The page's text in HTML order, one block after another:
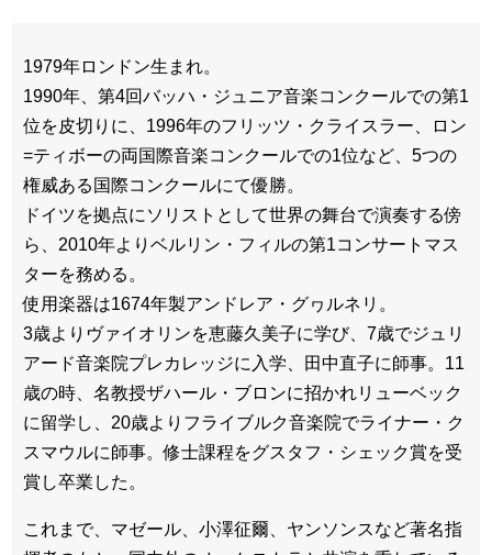
1979年ロンドン生まれ。
1990年、第4回バッハ・ジュニア音楽コンクールでの第1
位を皮切りに、1996年のフリッツ・クライスラー、ロン
=ティボーの両国際音楽コンクールでの1位など、5つの
権威ある国際コンクールにて優勝。
ドイツを拠点にソリストとして世界の舞台で演奏する傍
ら、2010年よりベルリン・フィルの第1コンサートマス
ターを務める。
使用楽器は1674年製アンドレア・グヮルネリ。
3歳よりヴァイオリンを恵藤久美子に学び、7歳でジュリ
アード音楽院プレカレッジに入学、田中直子に師事。11
歳の時、名教授ザハール・ブロンに招かれリューベック
に留学し、20歳よりフライブルク音楽院でライナー・ク
スマウルに師事。修士課程をグスタフ・シェック賞を受
賞し卒業した。
これまで、マゼール、小澤征爾、ヤンソンスなど著名指